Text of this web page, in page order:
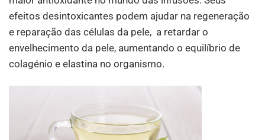
efeitos desintoxicantes podem ajudar na regeneração
e reparação das células da pele, a retardar o
envelhecimento da pele, aumentando o equilíbrio de
colagénio e elastina no organismo.